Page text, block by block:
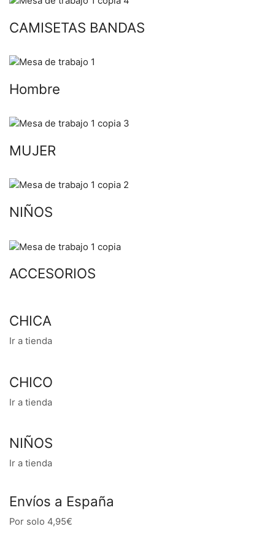
CAMISETAS BANDAS
Hombre
MUJER
NIÑOS
ACCESORIOS
CHICA
Ir a tienda
CHICO
Ir a tienda
NIÑOS
Ir a tienda
Envíos a España
Por solo 4,95€